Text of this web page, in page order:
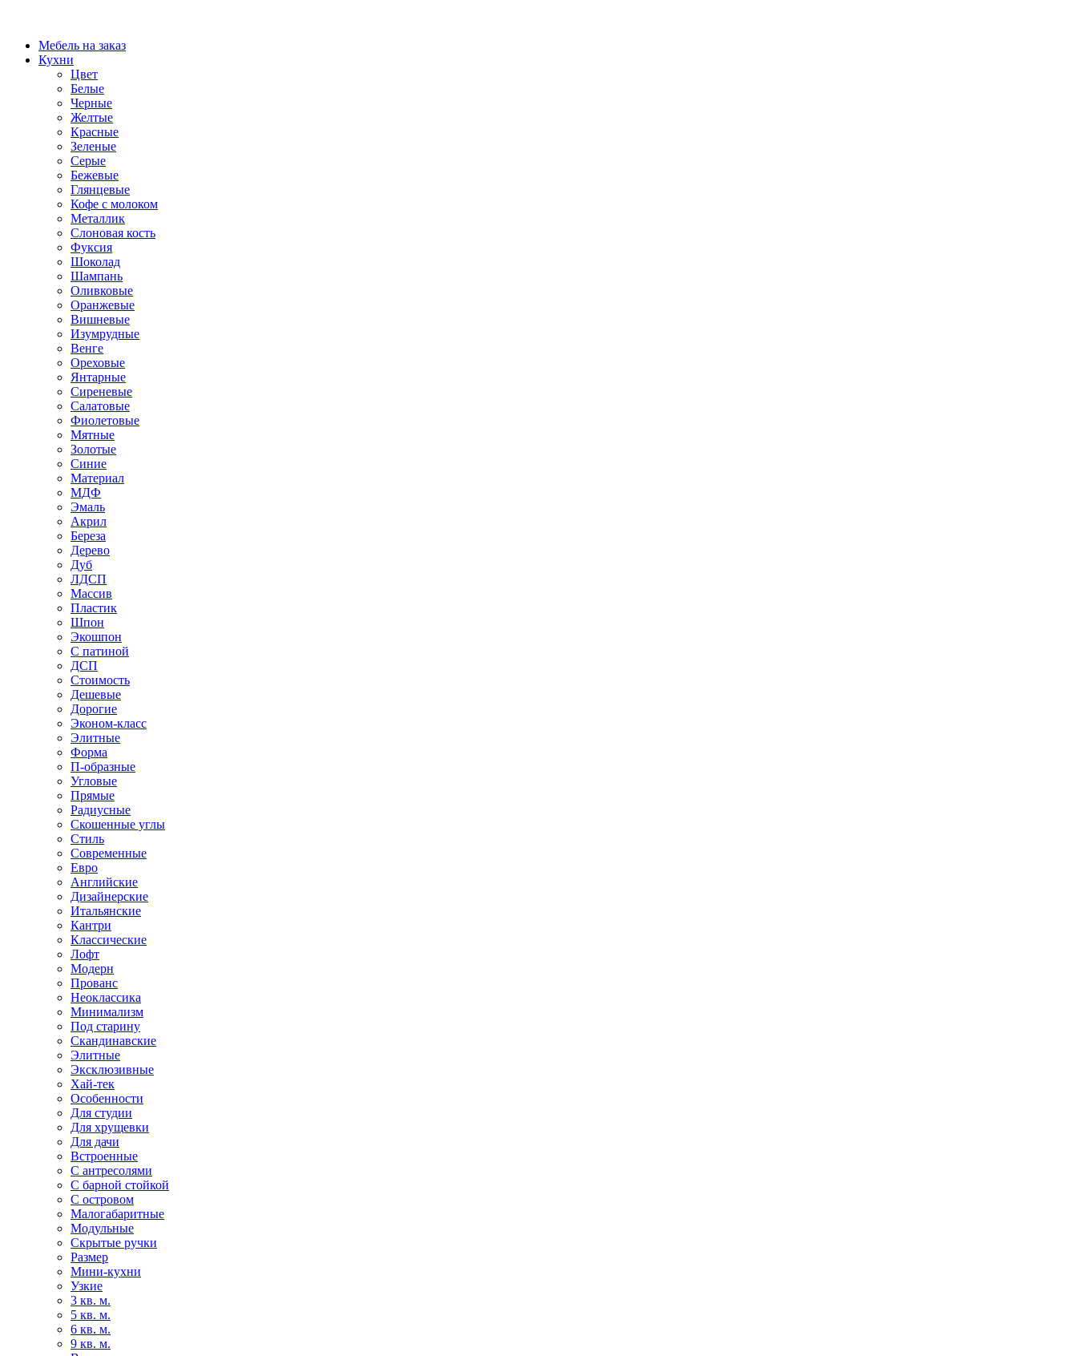
Мебель на заказ
Кухни
Цвет
Белые
Черные
Желтые
Красные
Зеленые
Серые
Бежевые
Глянцевые
Кофе с молоком
Металлик
Слоновая кость
Фуксия
Шоколад
Шампань
Оливковые
Оранжевые
Вишневые
Изумрудные
Венге
Ореховые
Янтарные
Сиреневые
Салатовые
Фиолетовые
Мятные
Золотые
Синие
Материал
МДФ
Эмаль
Акрил
Береза
Дерево
Дуб
ЛДСП
Массив
Пластик
Шпон
Экошпон
С патиной
ДСП
Стоимость
Дешевые
Дорогие
Эконом-класс
Элитные
Форма
П-образные
Угловые
Прямые
Радиусные
Скошенные углы
Стиль
Современные
Евро
Английские
Дизайнерские
Итальянские
Кантри
Классические
Лофт
Модерн
Прованс
Неоклассика
Минимализм
Под старину
Скандинавские
Элитные
Эксклюзивные
Хай-тек
Особенности
Для студии
Для хрущевки
Для дачи
Встроенные
С антресолями
С барной стойкой
С островом
Малогабаритные
Модульные
Скрытые ручки
Размер
Мини-кухни
Узкие
3 кв. м.
5 кв. м.
6 кв. м.
9 кв. м.